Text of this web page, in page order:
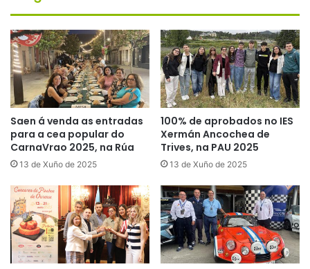
Saen á venda as entradas
para a cea popular do
CarnaVrao 2025, na Rúa
13 de Xuño de 2025
100% de aprobados no IES
Xermán Ancochea de
Trives, na PAU 2025
13 de Xuño de 2025